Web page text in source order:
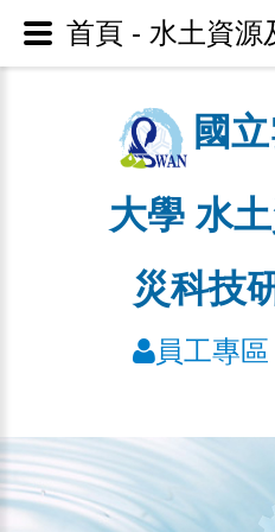
國
大學 水
災科技
員工專區
首頁 - 水土資源